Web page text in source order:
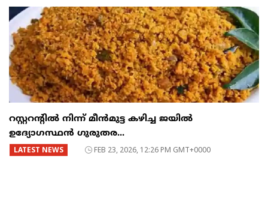
റസ്റ്ററന്റില്‍ നിന്ന് മീന്‍മുട്ട കഴിച്ച ജയില്‍
ഉദ്യോഗസ്ഥന്‍ ഗുരുതര...
LATEST NEWS FEB 23, 2026, 12:26 PM GMT+0000